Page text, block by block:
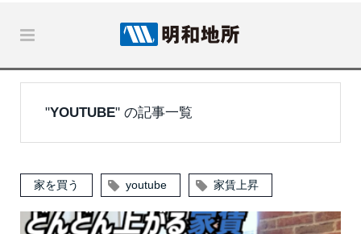
"YOUTUBE" の記事一覧
家を買う youtube 家賃上昇